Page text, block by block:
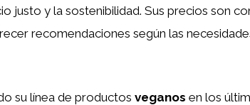
justo y la sostenibilidad. Sus precios son
recomendaciones según las
su línea de productos veganos en los